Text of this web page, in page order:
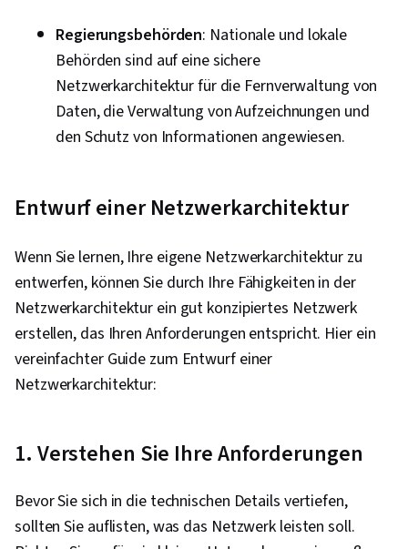
Regierungsbehörden: Nationale und lokale
Behörden sind auf eine sichere
Netzwerkarchitektur für die Fernverwaltung von
Daten, die Verwaltung von Aufzeichnungen und
den Schutz von Informationen angewiesen.
Entwurf einer Netzwerkarchitektur
Wenn Sie lernen, Ihre eigene Netzwerkarchitektur zu
entwerfen, können Sie durch Ihre Fähigkeiten in der
Netzwerkarchitektur ein gut konzipiertes Netzwerk
erstellen, das Ihren Anforderungen entspricht. Hier ein
vereinfachter Guide zum Entwurf einer
Netzwerkarchitektur:
1. Verstehen Sie Ihre Anforderungen
Bevor Sie sich in die technischen Details vertiefen,
sollten Sie auflisten, was das Netzwerk leisten soll.